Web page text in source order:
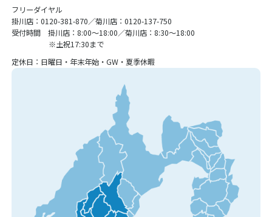
フリーダイヤル
掛川店：0120-381-870／菊川店：0120-137-750
受付時間 掛川店：8:00〜18:00／菊川店：8:30〜18:00
※土祝17:30まで
定休日：日曜日・年末年始・GW・夏季休暇